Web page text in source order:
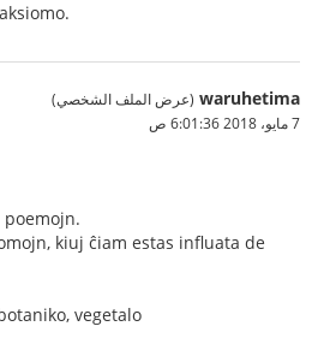
waruhetima (عرض الملف الشخصي)
7 مايو، 2018 6:01:36 ص
kiuj ĉiam estas influata de
vegetalo